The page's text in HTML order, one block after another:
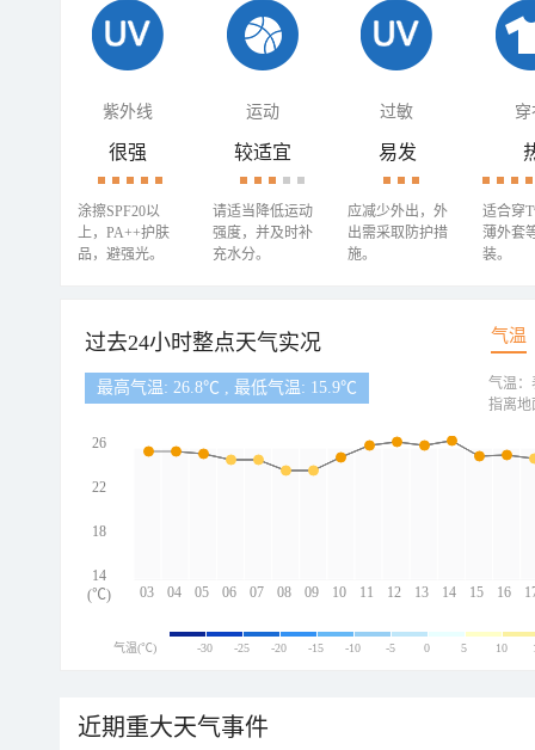
紫外线 运动 过敏 穿
很强
涂擦SPF20以
上，PA++护肤
品，避强光。
较适宜
请适当降低运动
强度，并及时补
充水分。
易发
应减少外出，外
出需采取防护措
施。
适合穿
薄外套
装。
过去24小时整点天气实况 气温
最高气温: 26.8℃ , 最低气温: 15.9℃
03 04 05 06 07 08 09 10 11 12 13 14 15 16
26
22
18
14
(℃)
气温：
指离地
气温(℃) -30 -25 -20 -15 -10 -5 0 5 10
近期重大天气事件